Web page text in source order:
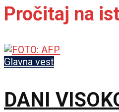
Pročitaj na
Glavna vest
DANI